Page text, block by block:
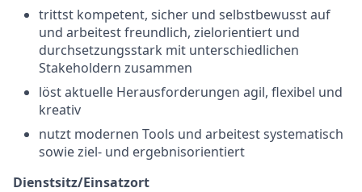
trittst kompetent, sicher und selbstbewusst auf
und arbeitest freundlich, zielorientiert und
durchsetzungsstark mit unterschiedlichen
Stakeholdern zusammen
löst aktuelle Herausforderungen agil, flexibel und
kreativ
nutzt modernen Tools und arbeitest systematisch
sowie ziel- und ergebnisorientiert
Dienstsitz/Einsatzort